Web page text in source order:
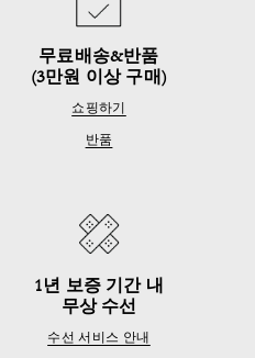
무료배송&반품
(3만원 이상 구매)
쇼핑하기
반품
1년 보증 기간 내
무상 수선
수선 서비스 안내